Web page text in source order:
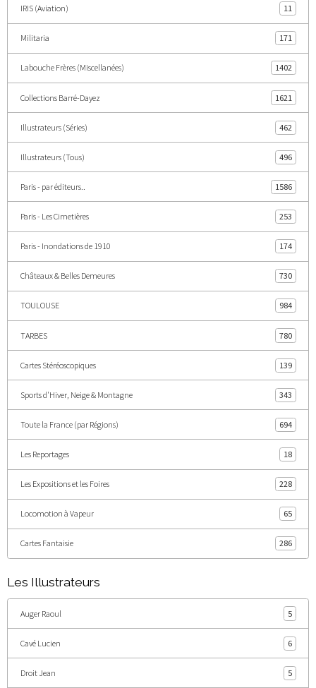
IRIS (Aviation) 11
Militaria 171
Labouche Frères (Miscellanées) 1402
Collections Barré-Dayez 1621
Illustrateurs (Séries) 462
Illustrateurs (Tous) 496
Paris - par éditeurs.. 1586
Paris - Les Cimetières 253
Paris - Inondations de 1910 174
Châteaux & Belles Demeures 730
TOULOUSE 984
TARBES 780
Cartes Stéréoscopiques 139
Sports d'Hiver, Neige & Montagne 343
Toute la France (par Régions) 694
Les Reportages 18
Les Expositions et les Foires 228
Locomotion à Vapeur 65
Cartes Fantaisie 286
Les Illustrateurs
Auger Raoul 5
Cavé Lucien 6
Droit Jean 5